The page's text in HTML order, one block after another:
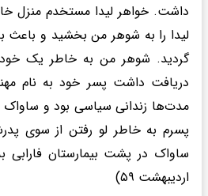
داشت. خواهر لیدا مستخدم منزل
لیدا را به شوهر من بخشید و باعث
گردید. شوهر من به خاطر یک
دریافت داشت پسر خود به نام
مدت‌ها زندانی سیاسی بود و ساواک
پسرم به خاطر لو رفتن از سوی
اردیبهشت ۵۹)